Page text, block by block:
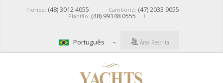
Floripa: (48) 3012 4055 Camboriú: (47) 2033 9055
Plantão: (48) 99148 0555
Português Área Restrita